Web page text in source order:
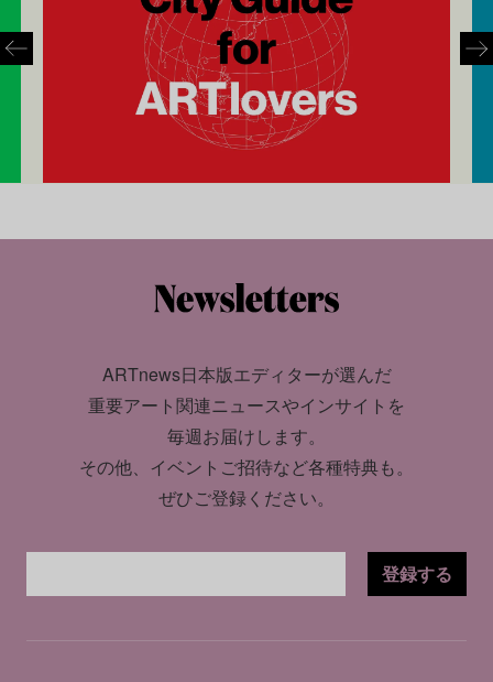
ARTnews日本版エディターが選んだ
重要アート関連ニュースやインサイトを
毎週お届けします。
その他、イベントご招待など各種特典も。
ぜひご登録ください。
登録する